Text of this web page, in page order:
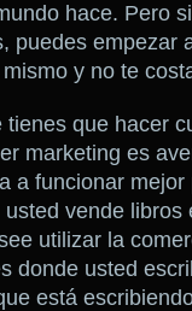
hace. Pero
puedes empezar
y no te
tienes que hacer
marketing es
a funcionar mejor
vende libros
utilizar la
donde usted
está